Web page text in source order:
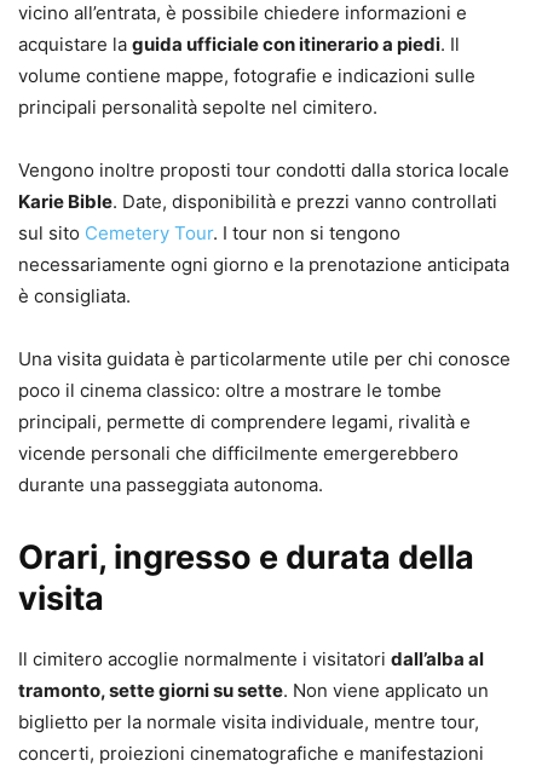
vicino all’entrata, è possibile chiedere informazioni e
acquistare la guida ufficiale con itinerario a piedi. Il
volume contiene mappe, fotografie e indicazioni sulle
principali personalità sepolte nel cimitero.
Vengono inoltre proposti tour condotti dalla storica locale
Karie Bible. Date, disponibilità e prezzi vanno controllati
sul sito Cemetery Tour. I tour non si tengono
necessariamente ogni giorno e la prenotazione anticipata
è consigliata.
Una visita guidata è particolarmente utile per chi conosce
poco il cinema classico: oltre a mostrare le tombe
principali, permette di comprendere legami, rivalità e
vicende personali che difficilmente emergerebbero
durante una passeggiata autonoma.
Orari, ingresso e durata della
visita
Il cimitero accoglie normalmente i visitatori dall’alba al
tramonto, sette giorni su sette. Non viene applicato un
biglietto per la normale visita individuale, mentre tour,
concerti, proiezioni cinematografiche e manifestazioni